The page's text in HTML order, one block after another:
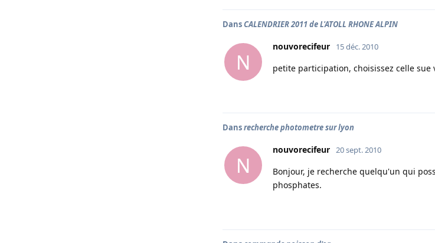
DansCALENDRIER 2011 de L'ATOLL RHONE ALPIN
N
nouvorecifeur 15 déc. 2010
petite participation, choisissez celle sue
Dansrecherche photometre sur lyon
N
nouvorecifeur 20 sept. 2010
Bonjour, je recherche quelqu'un qui
phosphates.